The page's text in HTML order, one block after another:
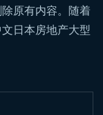
原有内容。随着
日本房地产大型